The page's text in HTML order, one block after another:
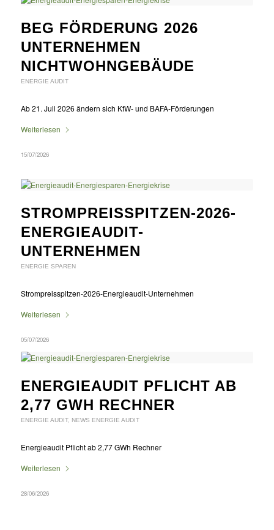
BEG FÖRDERUNG 2026
UNTERNEHMEN
NICHTWOHNGEBÄUDE
ENERGIE AUDIT
Ab 21. Juli 2026 ändern sich KfW- und BAFA-Förderungen
Weiterlesen
15/07/2026
STROMPREISSPITZEN-2026-
ENERGIEAUDIT-
UNTERNEHMEN
ENERGIE SPAREN
Strompreisspitzen-2026-Energieaudit-Unternehmen
Weiterlesen
05/07/2026
ENERGIEAUDIT PFLICHT AB
2,77 GWH RECHNER
ENERGIE AUDIT, NEWS ENERGIE AUDIT
Energieaudit Pflicht ab 2,77 GWh Rechner
Weiterlesen
28/06/2026